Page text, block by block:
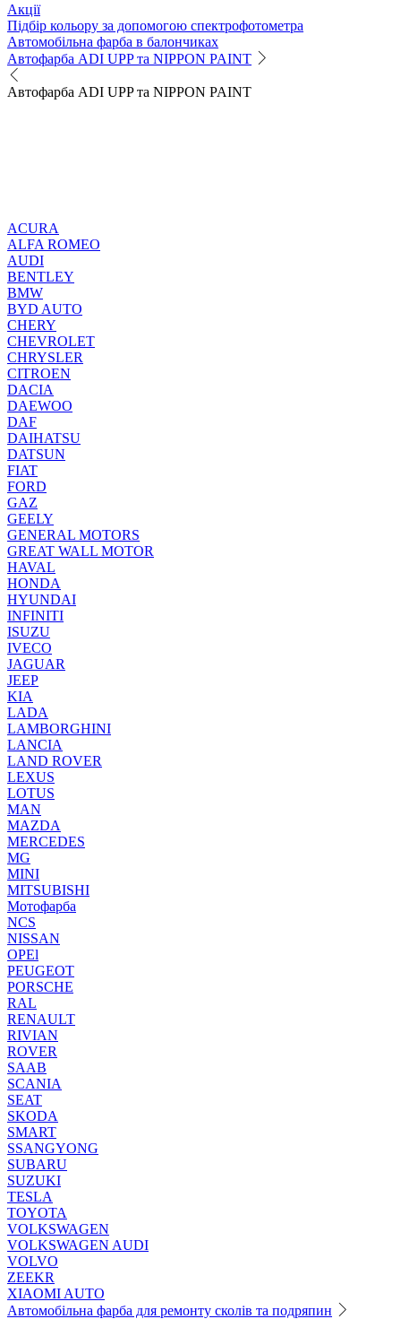
Акції
Підбір кольору за допомогою спектрофотометра
Автомобільна фарба в балончиках
Автофарба ADI UPP та NIPPON PAINT
Автофарба ADI UPP та NIPPON PAINT
ACURA
ALFA ROMEO
AUDI
BENTLEY
BMW
BYD AUTO
CHERY
CHEVROLET
CHRYSLER
CITROEN
DACIA
DAEWOO
DAF
DAIHATSU
DATSUN
FIAT
FORD
GAZ
GEELY
GENERAL MOTORS
GREAT WALL MOTOR
HAVAL
HONDA
HYUNDAI
INFINITI
ISUZU
IVECO
JAGUAR
JEEP
KIA
LADA
LAMBORGHINI
LANCIA
LAND ROVER
LEXUS
LOTUS
MAN
MAZDA
MERCEDES
MG
MINI
MITSUBISHI
Мотофарба
NCS
NISSAN
OPEl
PEUGEOT
PORSCHE
RAL
RENAULT
RIVIAN
ROVER
SAAB
SCANIA
SEAT
SKODA
SMART
SSANGYONG
SUBARU
SUZUKI
TESLA
TOYOTA
VOLKSWAGEN
VOLKSWAGEN AUDI
VOLVO
ZEEKR
XIAOMI AUTO
Автомобільна фарба для ремонту сколів та подряпин